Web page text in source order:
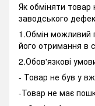
Як обміняти товар
заводського
1.Обмін можливий
його отримання в
2.Обов'язкові
- Товар не був у
-Товар не має